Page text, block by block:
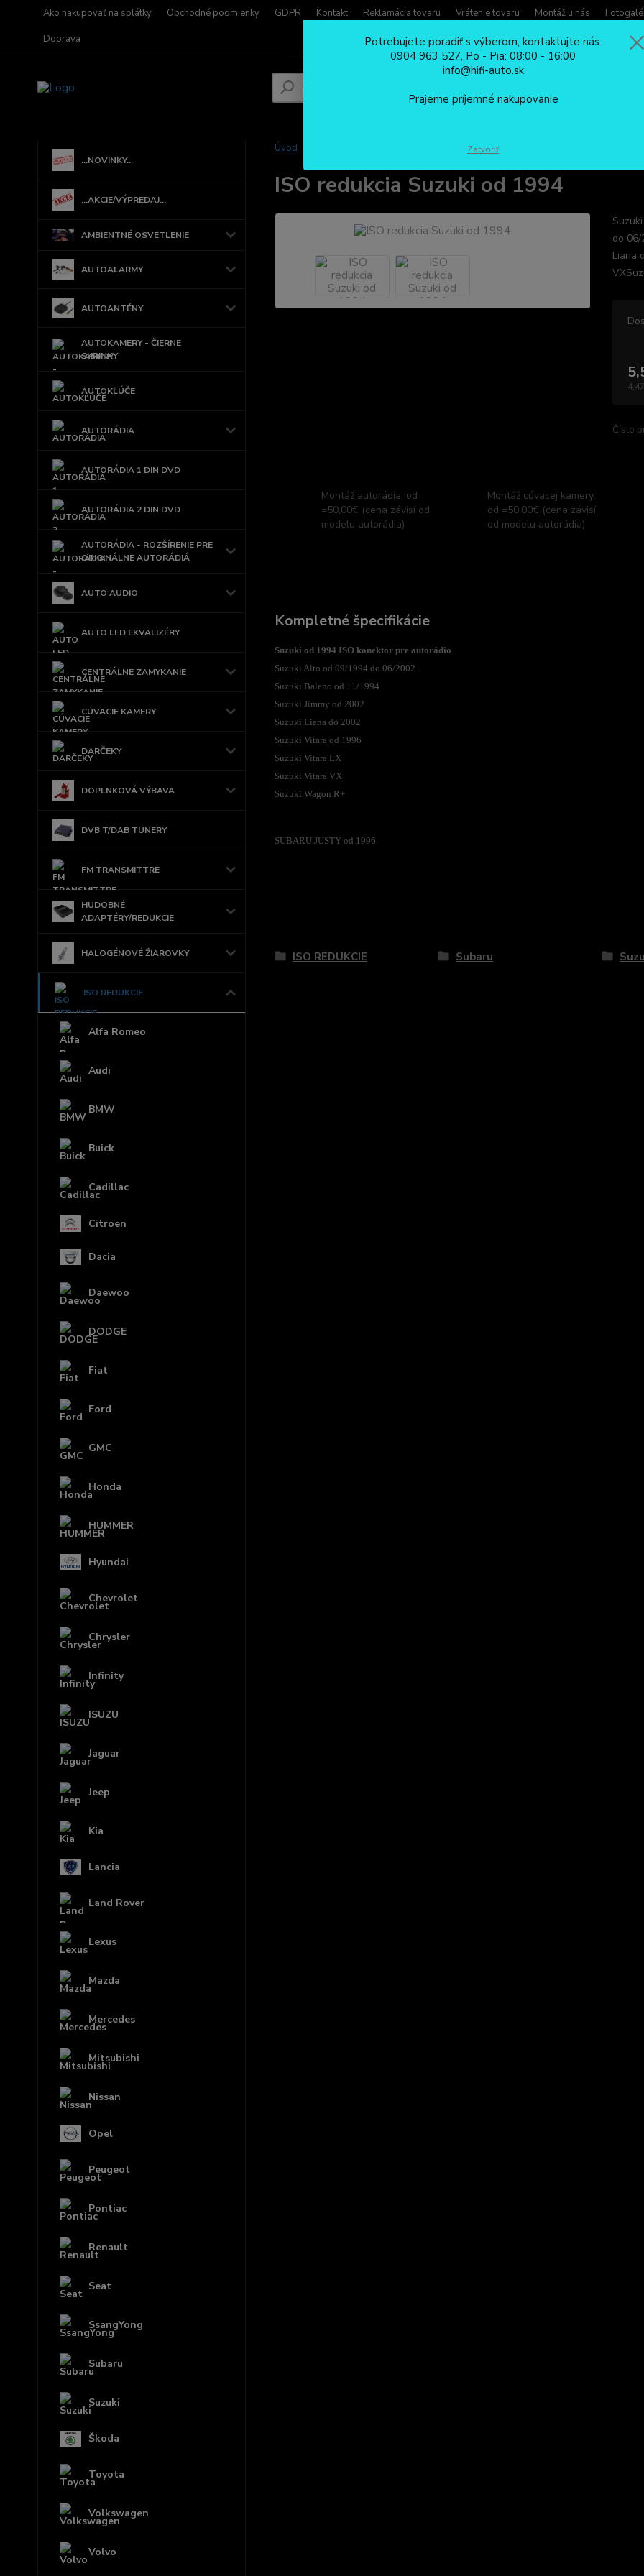
Ako nakupovať na splátky Obchodné podmienky GDPR Kontakt Reklamácia tovaru Vrátenie tovaru Montáž u nás
Doprava
...NOVINKY...
...AKCIE/VÝPREDAJ...
AMBIENTNÉ OSVETLENIE
AUTOALARMY
AUTOANTÉNY
AUTOKAMERY - ČIERNE
SKRINKY
AUTOKĽÚČE
AUTORÁDIA
AUTORÁDIA 1 DIN DVD
AUTORÁDIA 2 DIN DVD
AUTORÁDIA - ROZŠÍRENIE PRE
ORIGINÁLNE AUTORÁDIÁ
AUTO AUDIO
AUTO LED EKVALIZÉRY
CENTRÁLNE ZAMYKANIE
CÚVACIE KAMERY
DARČEKY
DOPLNKOVÁ VÝBAVA
DVB T/DAB TUNERY
FM TRANSMITTRE
HUDOBNÉ
ADAPTÉRY/REDUKCIE
HALOGÉNOVÉ ŽIAROVKY
ISO REDUKCIE
Alfa Romeo
Audi
BMW
Buick
Cadillac
Citroen
Dacia
Daewoo
DODGE
Fiat
Ford
GMC
Honda
HUMMER
Hyundai
Chevrolet
Chrysler
Infinity
ISUZU
Jaguar
Jeep
Kia
Lancia
Land Rover
Lexus
Mazda
Mercedes
Mitsubishi
Nissan
Opel
Peugeot
Pontiac
Renault
Seat
SsangYong
Subaru
Suzuki
Škoda
Toyota
Volkswagen
Volvo
Úvod ISO redukcia Suzuki od 1994
ISO redukcia Suzuki od 1994
do 06/
Liana
Číslo
Montáž autorádia: od
=50,00€ (cena závisí od
modelu autorádia)
Montáž cúvacej kamery:
od =50,00€ (cena závisí
od modelu autorádia)
Kompletné špecifikácie
Suzuki od 1994 ISO konektor pre autorádio
Suzuki Alto od 09/1994 do 06/2002
Suzuki Baleno od 11/1994
Suzuki Jimmy od 2002
Suzuki Liana do 2002
Suzuki Vitara od 1996
Suzuki Vitara LX
Suzuki Vitara VX
Suzuki Wagon R+
SUBARU JUSTY od 1996
ISO REDUKCIE Subaru
Potrebujete poradiť s výberom, kontaktujte nás:
0904 963 527, Po - Pia: 08:00 - 16:00
info@hifi-auto.sk
Prajeme príjemné nakupovanie
Zatvoriť